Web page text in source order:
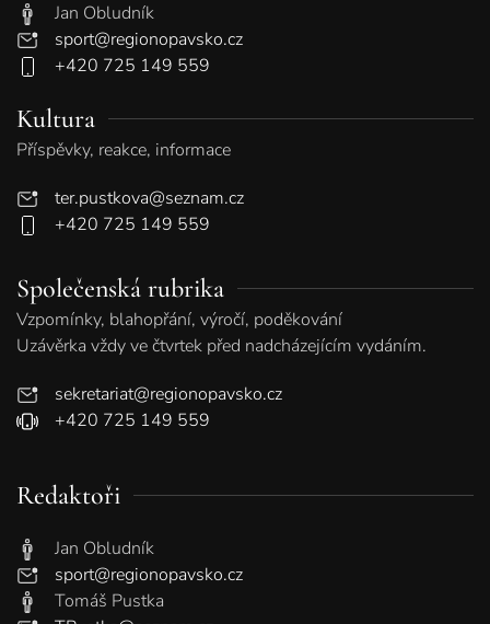
Jan Obludník
sport@regionopavsko.cz
+420 725 149 559
Kultura
Příspěvky, reakce, informace
ter.pustkova@seznam.cz
+420 725 149 559
Společenská rubrika
Vzpomínky, blahopřání, výročí, poděkování
Uzávěrka vždy ve čtvrtek před nadcházejícím vydáním.
sekretariat@regionopavsko.cz
+420 725 149 559
Redaktoři
Jan Obludník
sport@regionopavsko.cz
Tomáš Pustka